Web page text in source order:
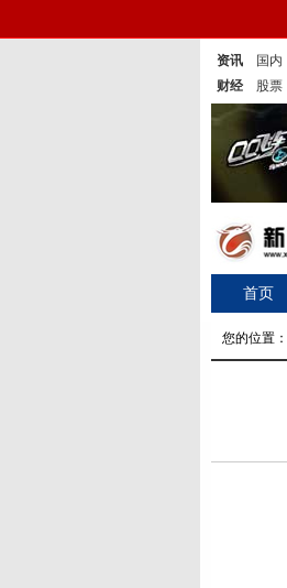
资讯 国内
财经
股票
首页
您的位置：